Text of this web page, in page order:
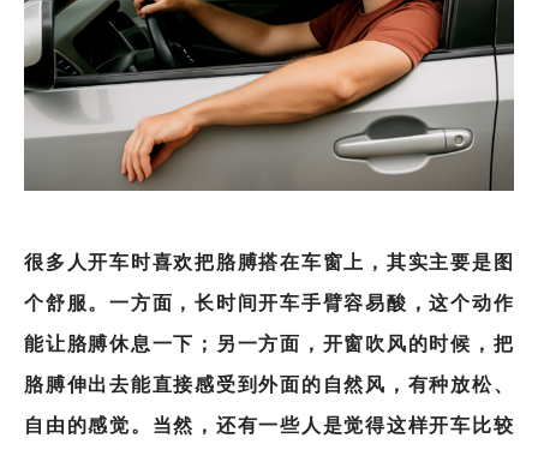
很多人开车时喜欢把胳膊搭在车窗上，其实主要是图
个舒服。一方面，长时间开车手臂容易酸，这个动作
能让胳膊休息一下；另一方面，开窗吹风的时候，把
胳膊伸出去能直接感受到外面的自然风，有种放松、
自由的感觉。当然，还有一些人是觉得这样开车比较